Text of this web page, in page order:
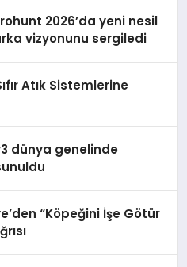
2026’da yeni nesil
vizyonunu sergiledi
Atık Sistemlerine
dünya genelinde
“Köpeğini İşe Götür